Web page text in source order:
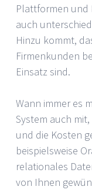
Plattformen und
auch
Hinzu kommt,
Firmenkunden
Einsatz sind.
Wann immer es
System auch
und die Kosten
beispielsweise
relationales
von Ihnen